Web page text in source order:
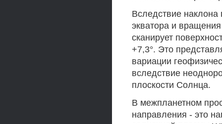
Вследствие наклона
экватора и
сканирует
+7,3°. Это
вариации
вследствие
плоскости Солнца.
В межпланетном
направления - это